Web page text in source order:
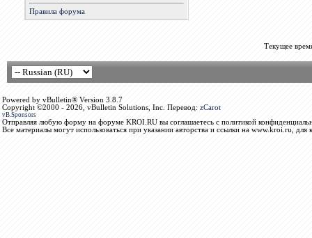
Правила форума
Текущее
Powered by vBulletin® Version 3.8.7
Copyright ©2000 - 2026, vBulletin Solutions, Inc. Перевод: zCarot
vB.Sponsors
Отправляя любую форму на форуме KROI.RU вы соглашаетесь с политикой
Все материалы могут использоваться при указании авторства и ссылки на www.kroi.ru, для